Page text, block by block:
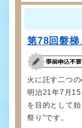
第78回磐梯
火に託す二つの
明治21年7月
を目的として
祭り”です。